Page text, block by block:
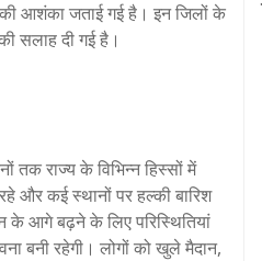
की आशंका जताई गई है। इन जिलों के
सलाह दी गई है।
तक राज्य के विभिन्न हिस्सों में
और कई स्थानों पर हल्की बारिश
के आगे बढ़ने के लिए परिस्थितियां
बनी रहेगी। लोगों को खुले मैदान,